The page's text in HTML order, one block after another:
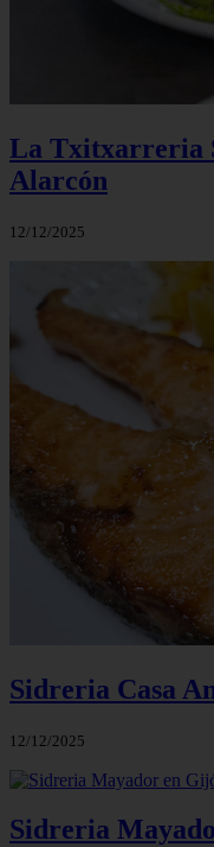
La Txitxarreria
Alarcón
12/12/2025
Sidreria Casa
12/12/2025
Sidreria